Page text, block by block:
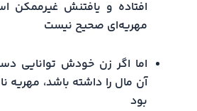
افتاده و یافتنش غیرممکن
مهریه‌ای صحیح نیست
اما اگر زن خودش توانایی
آن مال را داشته باشد، مهریه
بود